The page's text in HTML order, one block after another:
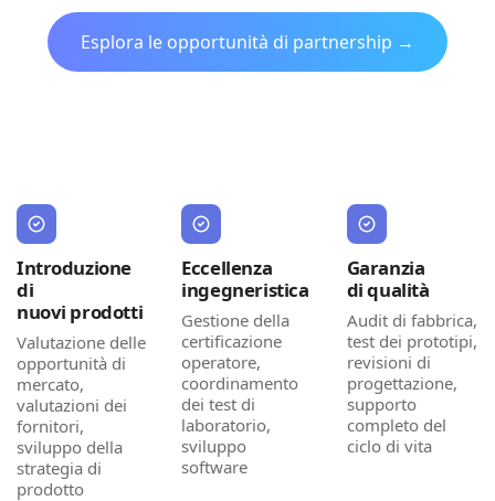
Esplora le opportunità di partnership →
Introduzione
di
nuovi prodotti
Valutazione delle
opportunità di
mercato,
valutazioni dei
fornitori,
sviluppo della
strategia di
prodotto
Eccellenza
ingegneristica
Gestione della
certificazione
operatore,
coordinamento
dei test di
laboratorio,
sviluppo
software
Garanzia
di qualità
Audit di fabbrica,
test dei prototipi,
revisioni di
progettazione,
supporto
completo del
ciclo di vita